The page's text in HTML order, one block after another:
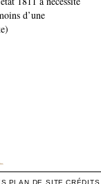
d’une
PLAN DE SITE CRÉDITS